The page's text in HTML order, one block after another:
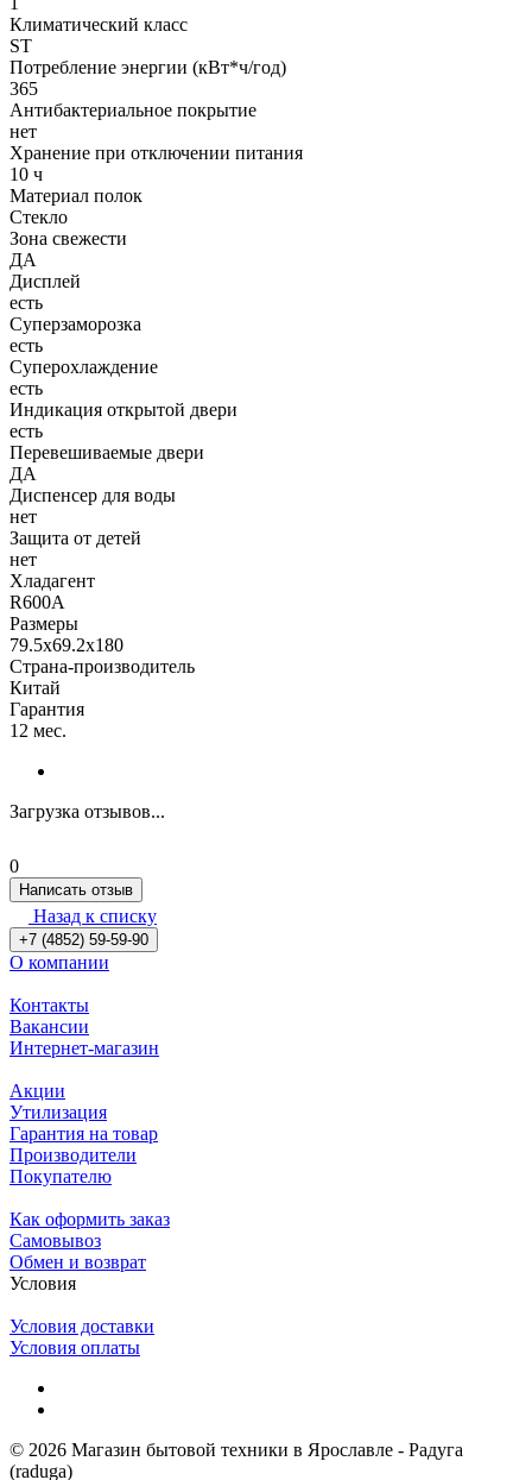
Климатический класс
ST
Потребление энергии (кВт*ч/год)
365
Антибактериальное покрытие
нет
Хранение при отключении питания
10 ч
Материал полок
Стекло
Зона свежести
ДА
Дисплей
есть
Суперзаморозка
есть
Суперохлаждение
есть
Индикация открытой двери
есть
Перевешиваемые двери
ДА
Диспенсер для воды
нет
Защита от детей
нет
Хладагент
R600A
Размеры
79.5x69.2x180
Страна-производитель
Китай
Гарантия
12 мес.
Загрузка отзывов...
0
Написать отзыв
Назад к списку
+7 (4852) 59-59-90
О компании
Контакты
Вакансии
Интернет-магазин
Акции
Утилизация
Гарантия на товар
Производители
Покупателю
Как оформить заказ
Самовывоз
Обмен и возврат
Условия
Условия доставки
Условия оплаты
© 2026 Магазин бытовой техники в Ярославле - Радуга
(raduga)